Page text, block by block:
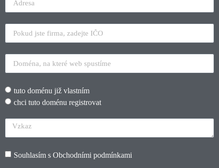
tuto doménu již vlastním
chci tuto doménu registrovat
Souhlasím s Obchodními podmínkami